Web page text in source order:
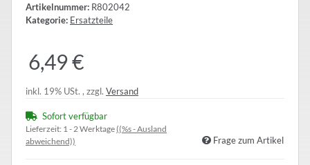
Artikelnummer: R802042
Kategorie: Ersatzteile
6,49 €
inkl. 19% USt. , zzgl. Versand
Sofort verfügbar
Lieferzeit: 1 - 2 Werktage((%s - Ausland
abweichend))
Frage zum Artikel